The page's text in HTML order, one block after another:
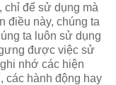
chỉ để sử dụng mà
điều này, chúng ta
ta luôn sử dụng
được việc sử
nhớ các hiện
các hành động hay